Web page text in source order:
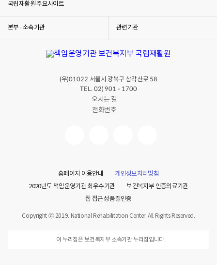
국립재활원 주요사이트
본부 · 소속기관 관련기관
(우)01022 서울시 강북구 삼각산로 58
TEL. 02) 901 - 1700
오시는 길
전화번호
홈페이지 이용안내
개인정보처리방침
2020년도 책임운영기관 최우수기관
보건복지부 인증의료기관
웹 접근성 품질인증
Copyright ⓒ 2019. National Rehabilitation Center. All Rights Reserved.
이 누리집은 보건복지부 소속기관 누리집입니다.